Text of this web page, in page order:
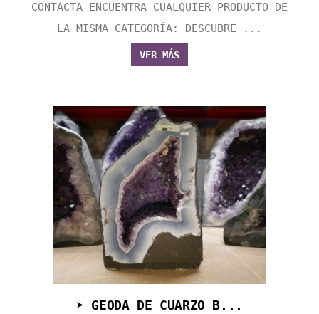
CONTACTA ENCUENTRA CUALQUIER PRODUCTO DE
LA MISMA CATEGORÍA: DESCUBRE ...
VER MÁS
➤ GEODA DE CUARZO B...